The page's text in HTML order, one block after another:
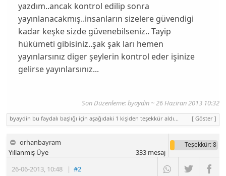
yazdım..ancak kontrol edilip sonra
yayınlanacakmış..insanların sizelere güvendigi
kadar keşke sizde güvenebilseniz.. Tayip
hükümeti gibisiniz..şak şak ları hemen
yayınlarsınız diger şeylerin kontrol eder işinize
gelirse yayınlarsınız...
Son Düzenleme:byaydin~ 26 Haziran 2013 10:32
byaydin bu faydalı başlığı için aşağıdaki 1 kişiden teşekkür aldı... [ Göster ]
orhanbayram
26-06-2013, 10:48 |#2
Yıllanmış Üye
Teşekkür: 8
333mesaj